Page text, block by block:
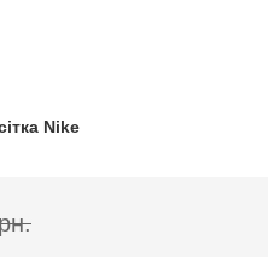
Nike